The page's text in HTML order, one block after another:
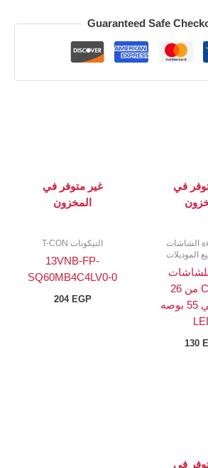
Guaranteed Safe
في
الشاشات
الموديلات
للشاشات
CA-299 من 26
بوصه حتي 55 بوصه
130
غير متوفر في
المخزون
التيكونات T-CON
13VNB-FP-
SQ60MB4C4LV0-0
204 EGP
في